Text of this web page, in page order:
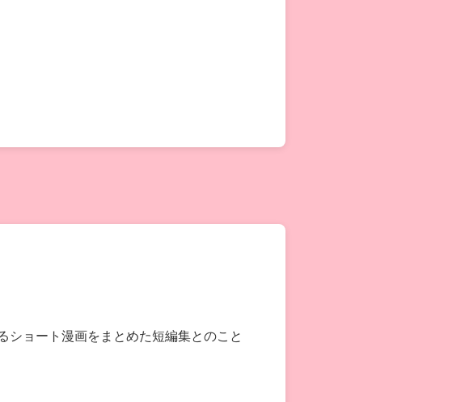
ョート漫画をまとめた短編集とのこと